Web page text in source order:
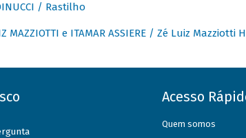
/ Rastilho
MAZZIOTTI e ITAMAR ASSIERE / Zé Luiz Mazziotti
Acesso
Quem somos